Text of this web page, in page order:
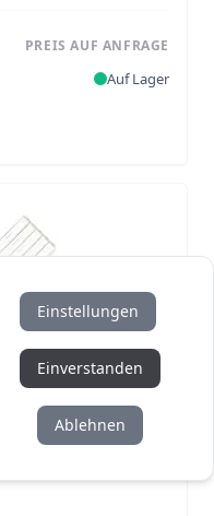
PREIS AUF ANFRAGE
Auf Lager
Einstellungen
Einverstanden
Ablehnen